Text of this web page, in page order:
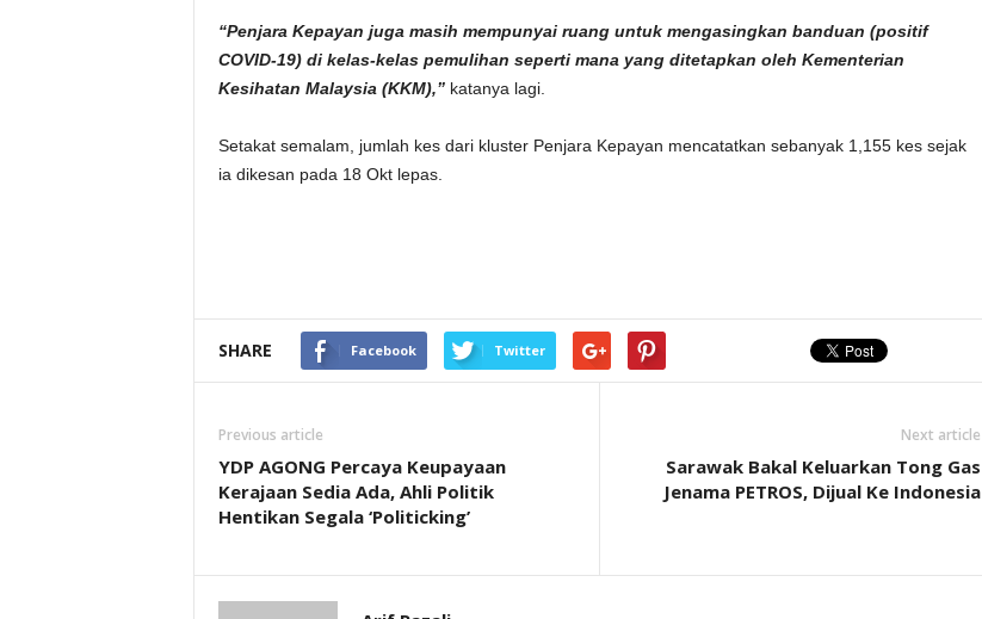
“Penjara Kepayan juga masih mempunyai ruang untuk mengasingkan banduan (positif
COVID-19) di kelas-kelas pemulihan seperti mana yang ditetapkan oleh Kementerian
Kesihatan Malaysia (KKM),”katanya lagi.
Setakat semalam, jumlah kes dari kluster Penjara Kepayan mencatatkan sebanyak 1,155 kes sejak
ia dikesan pada 18 Okt lepas.
SHARE Facebook Twitter
Previous article
YDP AGONG Percaya Keupayaan
Kerajaan Sedia Ada, Ahli Politik
Hentikan Segala ‘Politicking’
Next article
Sarawak Bakal Keluarkan Tong Gas
Jenama PETROS, Dijual Ke Indonesia